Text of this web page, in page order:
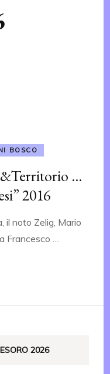
BOSCO
…
2016
il noto Zelig, Mario
Francesco …
2026